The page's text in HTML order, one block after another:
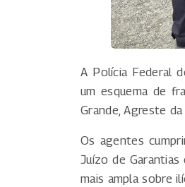
A Polícia Federal
um esquema de
Grande, Agreste da
Os agentes
Juízo de Garantias
mais ampla sobre